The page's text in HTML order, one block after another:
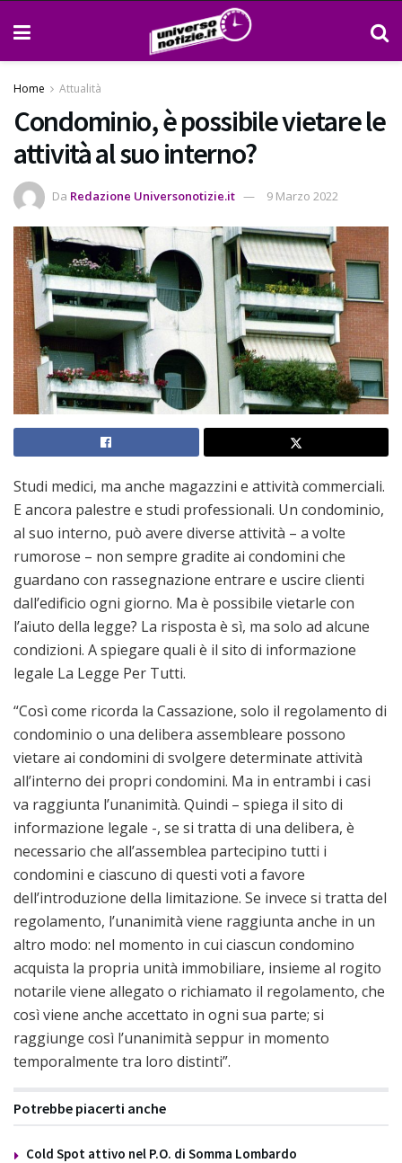
Home Attualità
Condominio, è possibile vietare le
attività al suo interno?
Da Redazione Universonotizie.it 9 Marzo 2022
Studi medici, ma anche magazzini e attività commerciali.
E ancora palestre e studi professionali. Un condominio,
al suo interno, può avere diverse attività – a volte
rumorose – non sempre gradite ai condomini che
guardano con rassegnazione entrare e uscire clienti
dall’edificio ogni giorno. Ma è possibile vietarle con
l’aiuto della legge? La risposta è sì, ma solo ad alcune
condizioni. A spiegare quali è il sito di informazione
legale La Legge Per Tutti.
“Così come ricorda la Cassazione, solo il regolamento di
condominio o una delibera assembleare possono
vietare ai condomini di svolgere determinate attività
all’interno dei propri condomini. Ma in entrambi i casi
va raggiunta l’unanimità. Quindi – spiega il sito di
informazione legale -, se si tratta di una delibera, è
necessario che all’assemblea partecipino tutti i
condomini e ciascuno di questi voti a favore
dell’introduzione della limitazione. Se invece si tratta del
regolamento, l’unanimità viene raggiunta anche in un
altro modo: nel momento in cui ciascun condomino
acquista la propria unità immobiliare, insieme al rogito
notarile viene allegato o richiamato il regolamento, che
così viene anche accettato in ogni sua parte; si
raggiunge così l’unanimità seppur in momento
temporalmente tra loro distinti”.
Potrebbe piacerti anche
Cold Spot attivo nel P.O. di Somma Lombardo